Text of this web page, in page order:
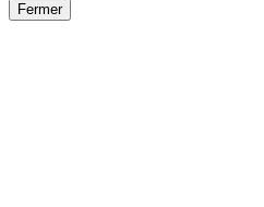
Fermer